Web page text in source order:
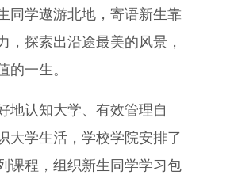
同学遨游北地，寄语新生靠
，探索出沿途最美的风景，
的一生。
认知大学、有效管理自
大学生活，学校学院安排了
课程，组织新生同学学习包